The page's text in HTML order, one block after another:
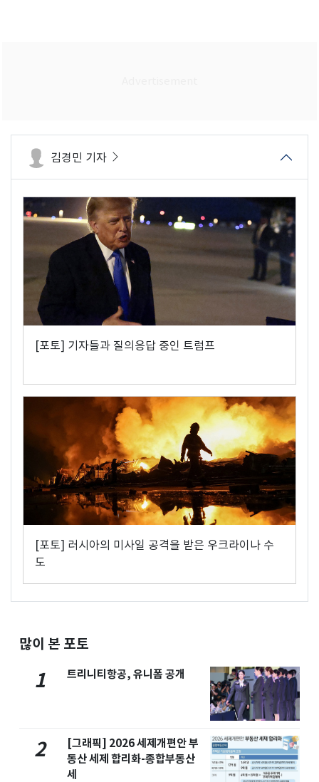
김경민 기자
[포토] 기자들과 질의응답 중인 트럼프
[포토] 러시아의 미사일 공격을 받은 우크라이나 수
도
많이 본 포토
1 트리니티항공, 유니폼 공개
2
[그래픽] 2026 세제개편안 부
동산 세제 합리화-종합부동산
세